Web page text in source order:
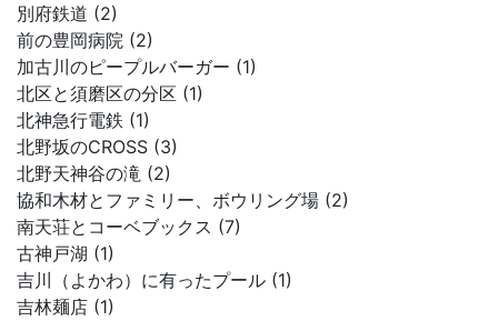
別府鉄道 (2)
前の豊岡病院 (2)
加古川のピープルバーガー (1)
北区と須磨区の分区 (1)
北神急行電鉄 (1)
北野坂のCROSS (3)
北野天神谷の滝 (2)
協和木材とファミリー、ボウリング場 (2)
南天荘とコーベブックス (7)
古神戸湖 (1)
吉川（よかわ）に有ったプール (1)
吉林麺店 (1)